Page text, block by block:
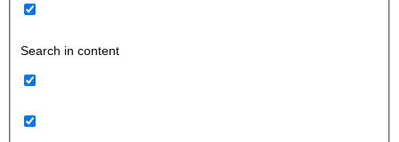
Search in content